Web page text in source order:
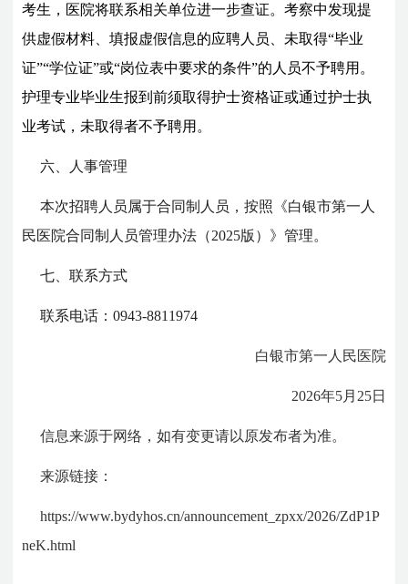
考生，医院将联系相关单位进一步查证。考察中发现提
供虚假材料、填报虚假信息的应聘人员、未取得“毕业
证”“学位证”或“岗位表中要求的条件”的人员不予聘用。
护理专业毕业生报到前须取得护士资格证或通过护士执
业考试，未取得者不予聘用。
六、人事管理
本次招聘人员属于合同制人员，按照《白银市第一人
民医院合同制人员管理办法（2025版）》管理。
七、联系方式
联系电话：0943-8811974
白银市第一人民医院
2026年5月25日
信息来源于网络，如有变更请以原发布者为准。
来源链接：
https://www.bydyhos.cn/announcement_zpxx/2026/ZdP1P
neK.html